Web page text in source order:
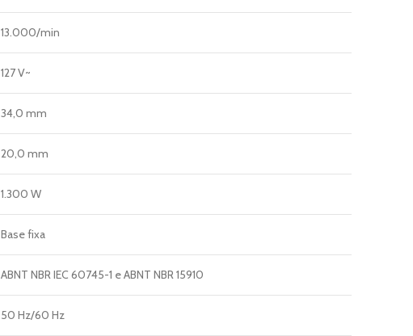
13.000/min
127 V~
34,0 mm
20,0 mm
1.300 W
Base fixa
ABNT NBR IEC 60745-1 e ABNT NBR 15910
50 Hz/60 Hz